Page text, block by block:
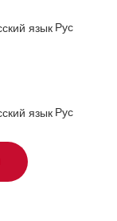
Рус
Рус